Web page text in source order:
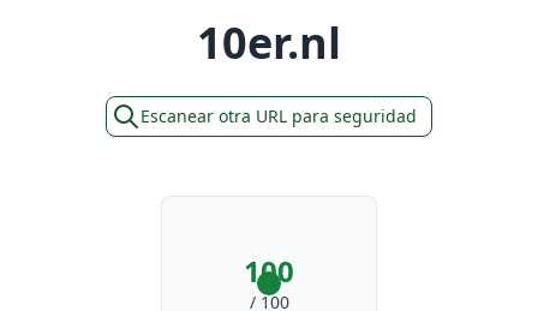
10er.nl
Escanear otra URL para seguridad
100
/ 100